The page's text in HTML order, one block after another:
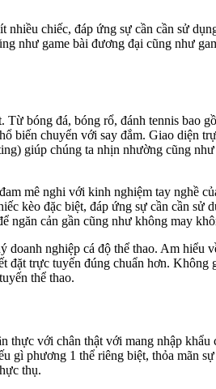
chiếc, đáp ứng sự cần cần sử
như game bài đương đại cũng như
bóng đá, bóng rổ, đánh tennis bao
chuyển với say đắm. Giao diện
giúp chúng ta nhịn nhường cũng
mê nghi với kinh nghiệm tay nghề
kèo đặc biệt, đáp ứng sự cần cần sử
ngăn cản gần cũng như không may
nghiệp cá độ thể thao. Am hiểu
trực tuyến đúng chuẩn hơn. Không
thể thao.
với chân thật với mang nhập
phương 1 thể riêng biệt, thỏa mãn
thụ.